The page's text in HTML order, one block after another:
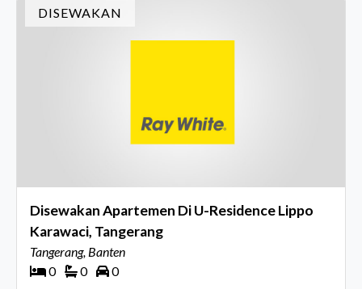
DISEWAKAN
Disewakan Apartemen Di U-Residence Lippo
Karawaci, Tangerang
Tangerang, Banten
0
0 0